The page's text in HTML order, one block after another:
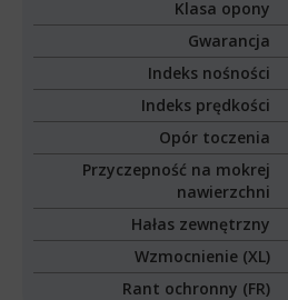
Klasa opony
Gwarancja
Indeks nośności
Indeks prędkości
Opór toczenia
Przyczepność na mokrej
nawierzchni
Hałas zewnętrzny
Wzmocnienie (XL)
Rant ochronny (FR)